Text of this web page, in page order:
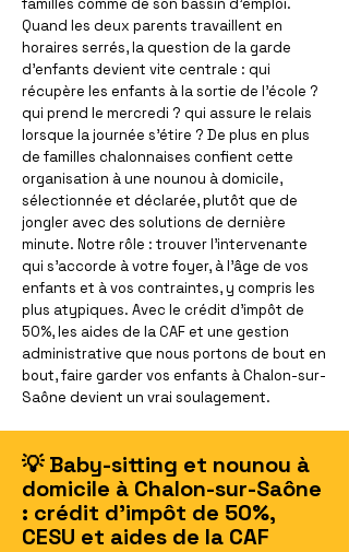
familles comme de son bassin d'emploi.
Quand les deux parents travaillent en
horaires serrés, la question de la garde
d'enfants devient vite centrale : qui
récupère les enfants à la sortie de l'école ?
qui prend le mercredi ? qui assure le relais
lorsque la journée s'étire ? De plus en plus
de familles chalonnaises confient cette
organisation à une nounou à domicile,
sélectionnée et déclarée, plutôt que de
jongler avec des solutions de dernière
minute. Notre rôle : trouver l'intervenante
qui s'accorde à votre foyer, à l'âge de vos
enfants et à vos contraintes, y compris les
plus atypiques. Avec le crédit d'impôt de
50%, les aides de la CAF et une gestion
administrative que nous portons de bout en
bout, faire garder vos enfants à Chalon-sur-
Saône devient un vrai soulagement.
💡 Baby-sitting et nounou à
domicile à Chalon-sur-Saône
: crédit d'impôt de 50%,
CESU et aides de la CAF